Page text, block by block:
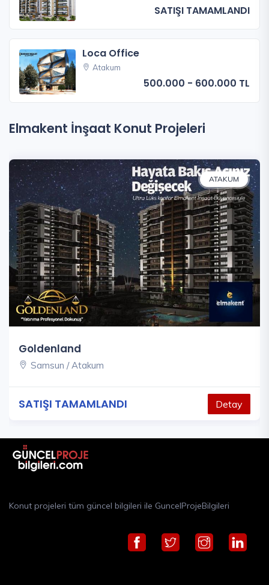
SATIŞI TAMAMLANDI
Loca Office
Atakum
500.000 - 600.000 TL
Elmakent İnşaat Konut Projeleri
ATAKUM
Goldenland
Samsun / Atakum
SATIŞI TAMAMLANDI Detay
Konut projeleri tüm güncel bilgileri ile GuncelProjeBilgileri